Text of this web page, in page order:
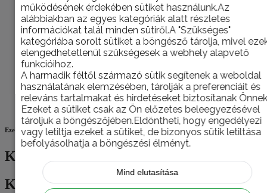
működésének érdekében sütiket használunk.Az
alábbiakban az egyes kategóriák alatt részletes
információkat talál minden sütiről.A "Szükséges"
kategóriába sorolt sütiket a böngésző tárolja, mivel
elengedhetetlenül szükségesek a webhely alapvető
funkcióihoz.
A harmadik féltől származó sütik segítenek a weboldal
használatának elemzésében, tárolják a preferenciáit és
releváns tartalmakat és hirdetéseket biztosítanak
Ezeket a sütiket csak az Ön előzetes beleegyezésével
tároljuk a böngészőjében.Eldöntheti, hogy engedélyezi
vagy letiltja ezeket a sütiket, de bizonyos sütik letiltása
befolyásolhatja a böngészési élményt.
Mind elutasítása
kötés utáni
rétegvastagságban)
Alkalmazható függőlegesen és vízszintesen
Kiváló hőszigetelő
Csőkenti a hőhidak kialakulásának kockázatát
Kötés után rugalmas marad, nem töredezik
Kiegyenlíti az egyenetlen és nehezen
hozzáférhető felületeket
Tömítés a nehezen elérhető épületrészeken
Kevesebb mint 0,1% szabad MDI tartalom
Ezek is érdekelhetik
Kapcsolódó termékek
Kapcsolódó termékek